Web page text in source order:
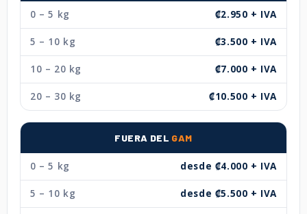
0 – 5 kg ₡2.950 + IVA
5 – 10 kg ₡3.500 + IVA
10 – 20 kg ₡7.000 + IVA
20 – 30 kg ₡10.500 + IVA
FUERA DEL GAM
0 – 5 kg desde ₡4.000 + IVA
5 – 10 kg desde ₡5.500 + IVA